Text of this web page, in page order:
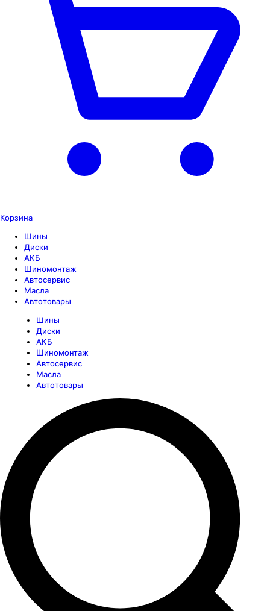
Корзина
Шины
Диски
АКБ
Шиномонтаж
Автосервис
Масла
Автотовары
Шины
Диски
АКБ
Шиномонтаж
Автосервис
Масла
Автотовары